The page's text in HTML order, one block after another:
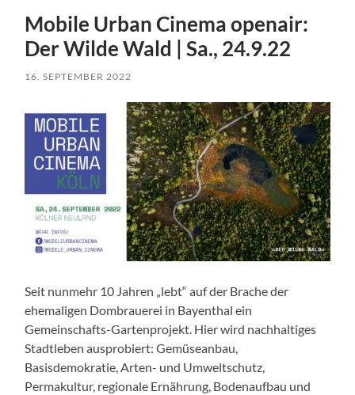
Mobile Urban Cinema openair:
Der Wilde Wald | Sa., 24.9.22
16. SEPTEMBER 2022
Seit nunmehr 10 Jahren „lebt“ auf der Brache der
ehemaligen Dombrauerei in Bayenthal ein
Gemeinschafts-Gartenprojekt. Hier wird nachhaltiges
Stadtleben ausprobiert: Gemüseanbau,
Basisdemokratie, Arten- und Umweltschutz,
Permakultur, regionale Ernährung, Bodenaufbau und